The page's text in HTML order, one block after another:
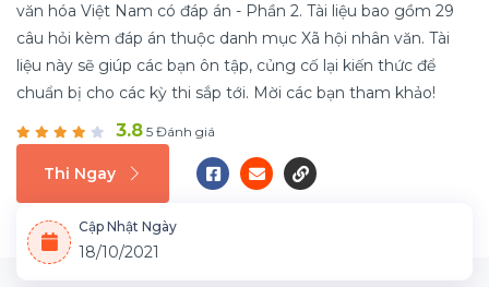
văn hóa Việt Nam có đáp án - Phần 2. Tài liệu bao gồm 29
câu hỏi kèm đáp án thuộc danh mục Xã hội nhân văn. Tài
liệu này sẽ giúp các bạn ôn tập, củng cố lại kiến thức để
chuẩn bị cho các kỳ thi sắp tới. Mời các bạn tham khảo!
3.8 5 Đánh giá
Thi Ngay
Cập Nhật Ngày
18/10/2021